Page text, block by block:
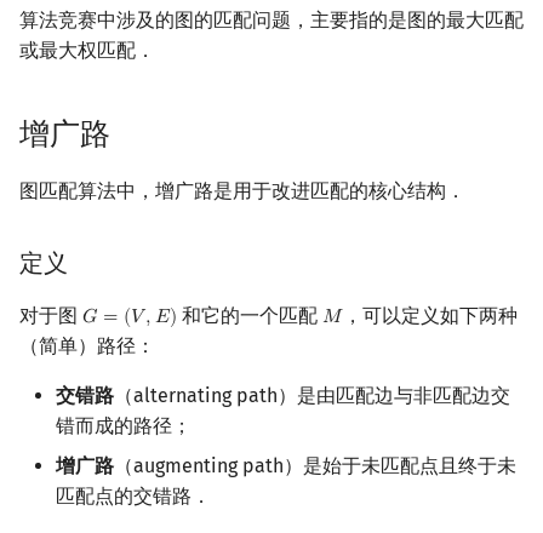
算法竞赛中涉及的图的匹配问题，主要指的是图的最大匹配
或最大权匹配．
增广路
图匹配算法中，增广路是用于改进匹配的核心结构．
定义
对于图 𝐺 = (𝑉,𝐸)
G= (V E) 和它的一个匹配 𝑀
M ，可以定义如下两种
（简单）路径：
交错路 （alternating path）是由匹配边与非匹配边交
错而成的路径；
增广路 （augmenting path）是始于未匹配点且终于未
匹配点的交错路．